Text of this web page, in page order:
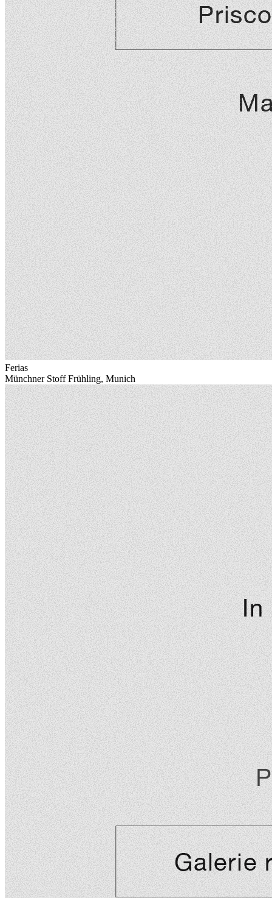
Ferias
Münchner Stoff Frühling, Munich